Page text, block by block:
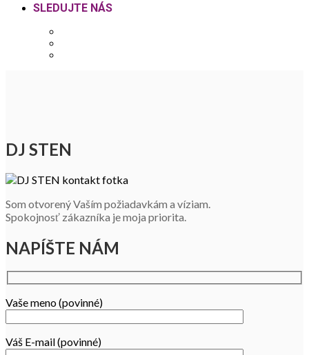
SLEDUJTE NÁS
DJ STEN
Som otvorený Vaším požiadavkám a víziam.
Spokojnosť zákazníka je moja priorita.
NAPÍŠTE NÁM
Vaše meno (povinné)
Váš E-mail (povinné)